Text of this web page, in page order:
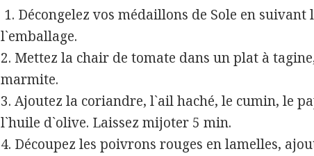
1. Décongelez vos médaillons de Sole en
l`emballage.
2. Mettez la chair de tomate dans un plat à
marmite.
3. Ajoutez la coriandre, l`ail haché, le cumin, le
l`huile d`olive. Laissez mijoter 5 min.
4. Découpez les poivrons rouges en lamelles,